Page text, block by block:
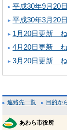
平成30年9月20
平成30年3月20
1月20日更新
4月20日更新
3月20日更新
連絡先一覧 目的か
あわら市役所